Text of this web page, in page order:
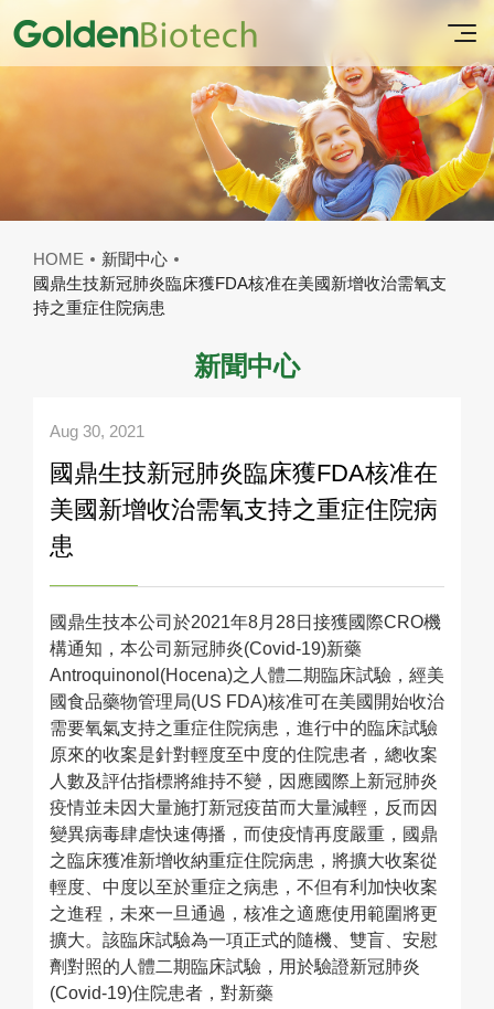
HOME
新聞中心
國鼎生技新冠肺炎臨床獲FDA核准在美國新增收治需氧支
持之重症住院病患
新聞中心
Aug 30, 2021
國鼎生技新冠肺炎臨床獲FDA核准在
美國新增收治需氧支持之重症住院病
患
國鼎生技本公司於2021年8月28日接獲國際CRO機
構通知，本公司新冠肺炎(Covid-19)新藥
Antroquinonol(Hocena)之人體二期臨床試驗，經美
國食品藥物管理局(US FDA)核准可在美國開始收治
需要氧氣支持之重症住院病患，進行中的臨床試驗
原來的收案是針對輕度至中度的住院患者，總收案
人數及評估指標將維持不變，因應國際上新冠肺炎
疫情並未因大量施打新冠疫苗而大量減輕，反而因
變異病毒肆虐快速傳播，而使疫情再度嚴重，國鼎
之臨床獲准新增收納重症住院病患，將擴大收案從
輕度、中度以至於重症之病患，不但有利加快收案
之進程，未來一旦通過，核准之適應使用範圍將更
擴大。該臨床試驗為一項正式的隨機、雙盲、安慰
劑對照的人體二期臨床試驗，用於驗證新冠肺炎
(Covid-19)住院患者，對新藥